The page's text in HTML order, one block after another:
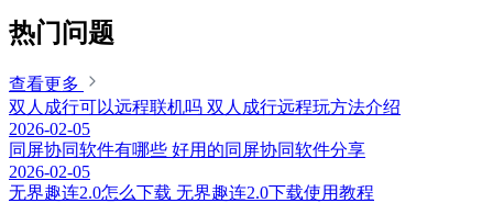
热门问题
查看更多
双人成行可以远程联机吗 双人成行远程玩方法介绍
2026-02-05
同屏协同软件有哪些 好用的同屏协同软件分享
2026-02-05
无界趣连2.0怎么下载 无界趣连2.0下载使用教程